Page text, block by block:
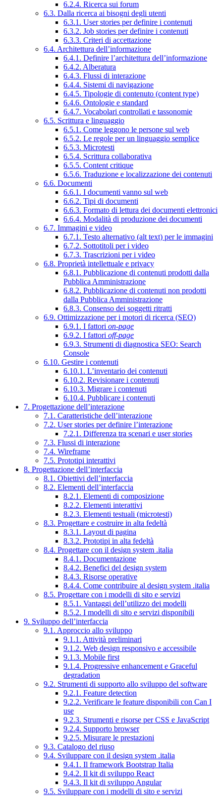
6.2.4. Ricerca sui forum
6.3. Dalla ricerca ai bisogni degli utenti
6.3.1. User stories per definire i contenuti
6.3.2. Job stories per definire i contenuti
6.3.3. Criteri di accettazione
6.4. Architettura dell’informazione
6.4.1. Definire l’architettura dell’informazione
6.4.2. Alberatura
6.4.3. Flussi di interazione
6.4.4. Sistemi di navigazione
6.4.5. Tipologie di contenuto (content type)
6.4.6. Ontologie e standard
6.4.7. Vocabolari controllati e tassonomie
6.5. Scrittura e linguaggio
6.5.1. Come leggono le persone sul web
6.5.2. Le regole per un linguaggio semplice
6.5.3. Microtesti
6.5.4. Scrittura collaborativa
6.5.5. Content critique
6.5.6. Traduzione e localizzazione dei contenuti
6.6. Documenti
6.6.1. I documenti vanno sul web
6.6.2. Tipi di documenti
6.6.3. Formato di lettura dei documenti elettronici
6.6.4. Modalità di produzione dei documenti
6.7. Immagini e video
6.7.1. Testo alternativo (alt text) per le immagini
6.7.2. Sottotitoli per i video
6.7.3. Trascrizioni per i video
6.8. Proprietà intellettuale e privacy
6.8.1. Pubblicazione di contenuti prodotti dalla
Pubblica Amministrazione
6.8.2. Pubblicazione di contenuti non prodotti
dalla Pubblica Amministrazione
6.8.3. Consenso dei soggetti ritratti
6.9. Ottimizzazione per i motori di ricerca (SEO)
6.9.1. I fattori on-page
6.9.2. I fattori off-page
6.9.3. Strumenti di diagnostica SEO: Search
Console
6.10. Gestire i contenuti
6.10.1. L’inventario dei contenuti
6.10.2. Revisionare i contenuti
6.10.3. Migrare i contenuti
6.10.4. Pubblicare i contenuti
7. Progettazione dell’interazione
7.1. Caratteristiche dell’interazione
7.2. User stories per definire l’interazione
7.2.1. Differenza tra scenari e user stories
7.3. Flussi di interazione
7.4. Wireframe
7.5. Prototipi interattivi
8. Progettazione dell’interfaccia
8.1. Obiettivi dell’interfaccia
8.2. Elementi dell’interfaccia
8.2.1. Elementi di composizione
8.2.2. Elementi interattivi
8.2.3. Elementi testuali (microtesti)
8.3. Progettare e costruire in alta fedeltà
8.3.1. Layout di pagina
8.3.2. Prototipi in alta fedeltà
8.4. Progettare con il design system .italia
8.4.1. Documentazione
8.4.2. Benefici del design system
8.4.3. Risorse operative
8.4.4. Come contribuire al design system .italia
8.5. Progettare con i modelli di sito e servizi
8.5.1. Vantaggi dell’utilizzo dei modelli
8.5.2. I modelli di sito e servizi disponibili
9. Sviluppo dell’interfaccia
9.1. Approccio allo sviluppo
9.1.1. Attività preliminari
9.1.2. Web design responsivo e accessibile
9.1.3. Mobile first
9.1.4. Progressive enhancement e Graceful
degradation
9.2. Strumenti di supporto allo sviluppo del software
9.2.1. Feature detection
9.2.2. Verificare le feature disponibili con Can I
use
9.2.3. Strumenti e risorse per CSS e JavaScript
9.2.4. Supporto browser
9.2.5. Misurare le prestazioni
9.3. Catalogo del riuso
9.4. Sviluppare con il design system .italia
9.4.1. Il framework Bootstrap Italia
9.4.2. Il kit di sviluppo React
9.4.3. Il kit di sviluppo Angular
9.5. Sviluppare con i modelli di sito e servizi